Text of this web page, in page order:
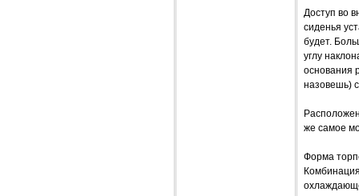
Доступ во
сиденья
будет.
углу
основания
назовешь)
же самое
Форма